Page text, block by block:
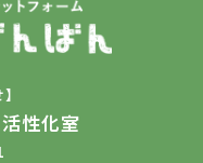
性化室